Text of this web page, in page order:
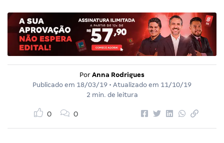
Por Anna Rodrigues
Publicado em 18/03/19 • Atualizado em 11/10/19
2 min. de leitura
0 0